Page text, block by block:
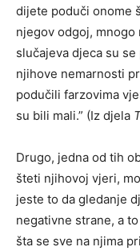
dijete poduči onome
njegov odgoj,
slučajeva djeca su
njihove nemarnosti
podučili farzovima
su bili mali.” (Iz djela
Drugo, jedna od tih
šteti njihovoj vjeri,
jeste to da gledanje
negativne strane, a
šta se sve na njima